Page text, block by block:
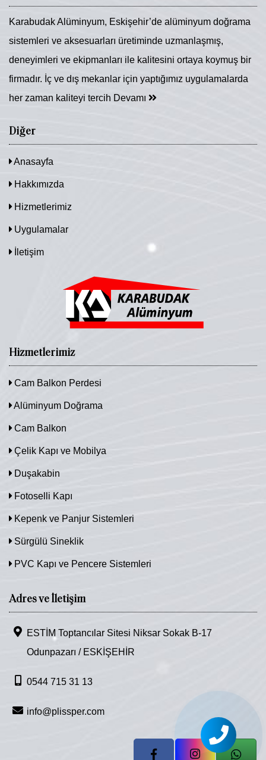
Karabudak Alüminyum, Eskişehir’de alüminyum doğrama
sistemleri ve aksesuarları üretiminde uzmanlaşmış,
deneyimleri ve ekipmanları ile kalitesini ortaya koymuş bir
firmadır. İç ve dış mekanlar için yaptığımız uygulamalarda
her zaman kaliteyi tercih Devamı
Diğer
Anasayfa
Hakkımızda
Hizmetlerimiz
Uygulamalar
İletişim
Hizmetlerimiz
Cam Balkon Perdesi
Alüminyum Doğrama
Cam Balkon
Çelik Kapı ve Mobilya
Duşakabin
Fotoselli Kapı
Kepenk ve Panjur Sistemleri
Sürgülü Sineklik
PVC Kapı ve Pencere Sistemleri
Adres ve İletişim
ESTİM Toptancılar Sitesi Niksar Sokak B-17
Odunpazarı / ESKİŞEHİR
0544 715 31 13
info@plissper.com